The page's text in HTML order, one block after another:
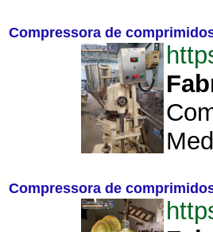
Compressora de
Compressora de